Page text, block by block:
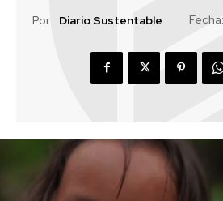
Por: Diario Sustentable Fecha: